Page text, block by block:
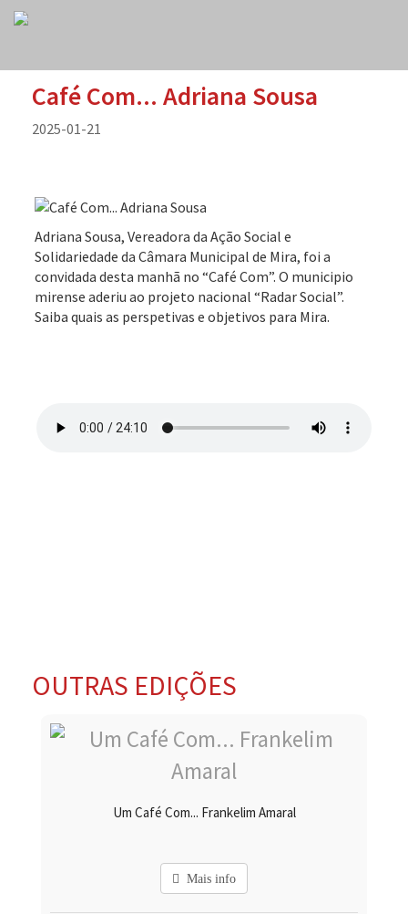
Café Com... Adriana Sousa
2025-01-21
Adriana Sousa, Vereadora da Ação Social e
Solidariedade da Câmara Municipal de Mira, foi a
convidada desta manhã no “Café Com”. O municipio
mirense aderiu ao projeto nacional “Radar Social”.
Saiba quais as perspetivas e objetivos para Mira.
OUTRAS EDIÇÕES
Um Café Com... Frankelim Amaral
Mais info